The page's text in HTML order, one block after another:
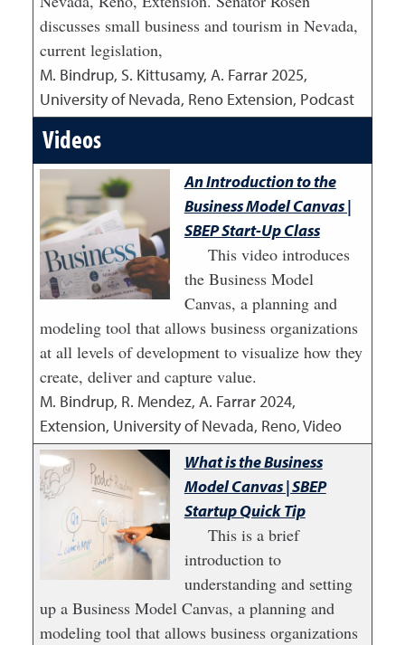
discusses small business and tourism in Nevada,
current legislation,
M. Bindrup, S. Kittusamy, A. Farrar2025,
University of Nevada, Reno Extension, Podcast
Videos
An Introduction to the
Business Model Canvas |
SBEP Start-Up Class
This video introduces
the Business Model
Canvas, a planning and
modeling tool that allows business organizations
at all levels of development to visualize how they
create, deliver and capture value.
M. Bindrup, R. Mendez, A. Farrar2024,
Extension, University of Nevada, Reno, Video
What is the Business
Model Canvas | SBEP
Startup Quick Tip
This is a brief
introduction to
understanding and setting
up a Business Model Canvas, a planning and
modeling tool that allows business organizations